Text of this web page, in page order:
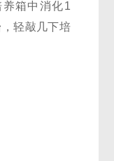
箱中消化1
轻敲几下培